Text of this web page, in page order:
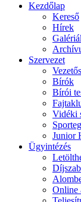
Kezdőlap
Kereső
Hírek
Szervezet
Bírók
Bírói
Vidéki
Junior
Ügyintézés
Online